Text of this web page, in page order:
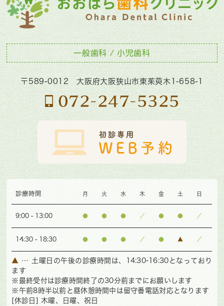
一般歯科 / 小児歯科
〒589-0012 大阪府大阪狭山市東茱萸木1-658-1
診療時間 月 火 水 木 金 土 日
9:00 - 13:00 ● ● ● ／ ● ● ／
14:30 - 18:30 ● ● ● ／ ● ▲ ／
▲ … 土曜日の午後の診療時間は、14:30-16:30となっており
ます
※最終受付は診療時間終了の30分前までにお願いします
※午前8時半以前と昼休憩時間中は留守番電話対応となります
[休診日] 木曜、日曜、祝日